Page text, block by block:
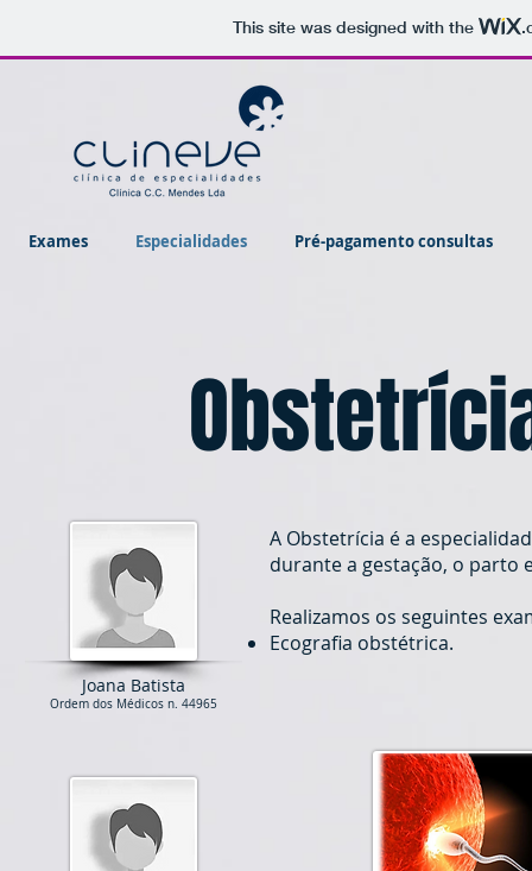
This site was designed with the
Exames Especialidades Pré-pagamento consultas
Joana Batista
Ordem dos Médicos n. 44965
A Obstetrícia é a
durante a gestação, o parto
Realizamos os seguintes
Ecografia obstétrica.